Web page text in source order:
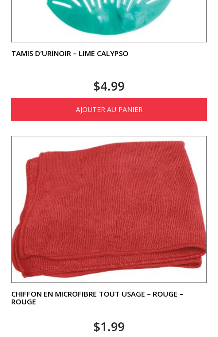
TAMIS D’URINOIR – LIME CALYPSO
$4.99
AJOUTER AU PANIER
CHIFFON EN MICROFIBRE TOUT USAGE – ROUGE –
ROUGE
$1.99